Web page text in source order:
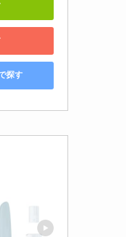
探す